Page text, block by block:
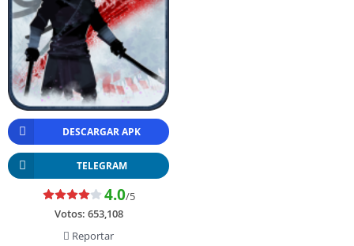
DESCARGAR APK
TELEGRAM
4.0/5
Votos: 653,108
Reportar